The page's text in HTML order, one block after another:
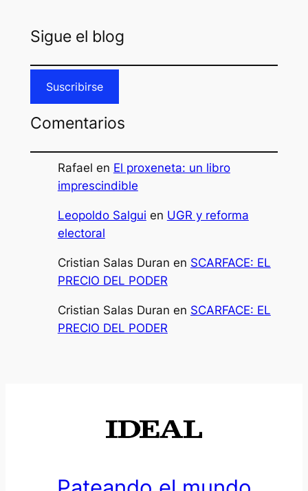
Sigue el blog
Suscribirse
Comentarios
Rafael en El proxeneta: un libro
imprescindible
Leopoldo Salgui en UGR y reforma
electoral
Cristian Salas Duran en SCARFACE: EL
PRECIO DEL PODER
Cristian Salas Duran en SCARFACE: EL
PRECIO DEL PODER